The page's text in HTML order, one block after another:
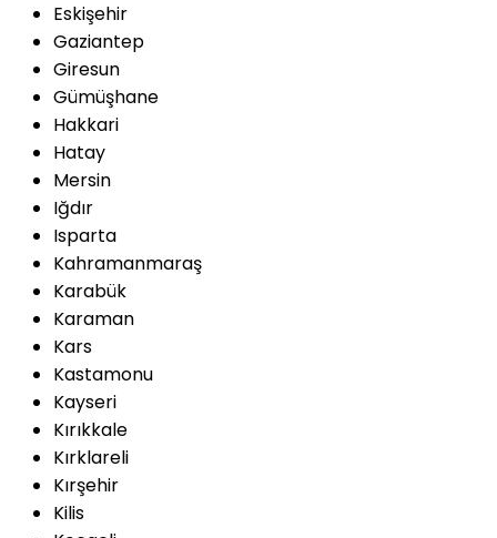
Eskişehir
Gaziantep
Giresun
Gümüşhane
Hakkari
Hatay
Mersin
Iğdır
Isparta
Kahramanmaraş
Karabük
Karaman
Kars
Kastamonu
Kayseri
Kırıkkale
Kırklareli
Kırşehir
Kilis